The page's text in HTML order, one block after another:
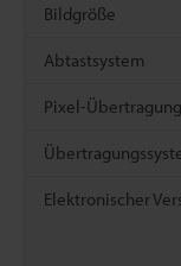
Bildgröße
Abtastsystem
Pixel-
Elektronischer